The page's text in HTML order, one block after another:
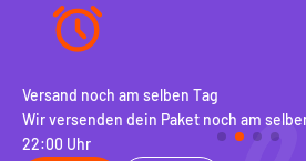
100 Tage Rückgaberecht
Bei uns bekommst du 100 Tage
kostenlosem Umtausch